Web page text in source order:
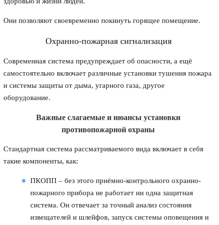
Они позволяют своевременно покинуть горящее помещение.
Охранно-пожарная сигнализация
Современная система предупреждает об опасности, а ещё
самостоятельно включает различные установки тушения пожара
и системы защиты от дыма, угарного газа, другое
оборудование.
Важные слагаемые и нюансы установки
противопожарной охраны
Стандартная система рассматриваемого вида включает в себя
такие компоненты, как:
ПКОПП – без этого приёмно-контрольного охранно-
пожарного прибора не работает ни одна защитная
система. Он отвечает за точный анализ состояния
извещателей и шлейфов, запуск системы оповещения и